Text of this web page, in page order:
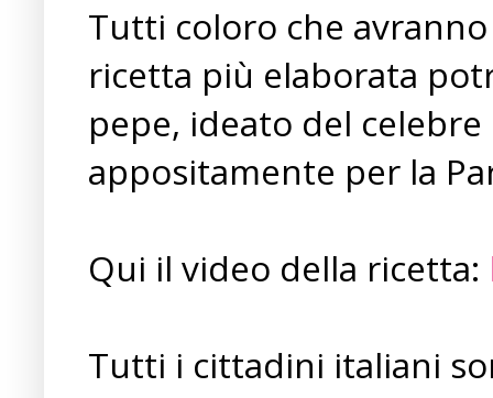
Tutti coloro che
ricetta più elaborata
pepe, ideato del
appositamente per la
Qui il video della ricetta:
Tutti i cittadini italiani